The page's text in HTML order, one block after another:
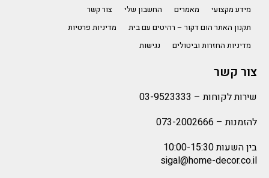
מידע מקצועי מאמרים החשבון שלי
צור קשר
תקנון האתר הום דקור – רהיטים עם בית
מדיניות פרטיות
מדיניות החזרות וביטולים
נגישות
צור קשר
שירות לקוחות – 03-9523333
להזמנות – 073-2002666
בין השעות 10:00-15:30
sigal@home-decor.co.il